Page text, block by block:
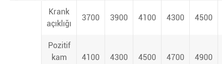
Krank
açıklığı
3700 3900 4100 4300 4500
Pozitif
kam
4100 4300 4500 4700 4900